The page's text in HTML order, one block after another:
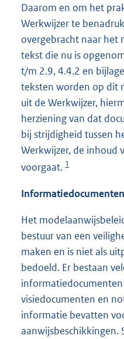
Daarom en om het
Werkwijzer te
overgebracht naar het
tekst die nu is
t/m 2.9, 4.4.2 en
teksten worden op dit
uit de Werkwijzer,
herziening van dat
bij strijdigheid tussen
Werkwijzer, de inhoud
voorgaat. 1
Informatiedocumenten
Het
bestuur van een
maken en is niet als
bedoeld. Er bestaan
visiedocumenten en
informatie bevatten
aanwijsbeschikkingen.